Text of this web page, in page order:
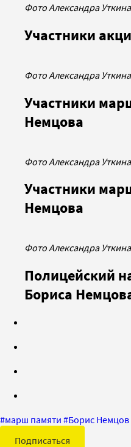
Фото Александра
Участники
Фото Александра
Участники
Немцова
Фото Александра
Участники
Немцова
Фото Александра
Полицейский
Бориса
#марш памяти #Борис Немцов
Подписаться